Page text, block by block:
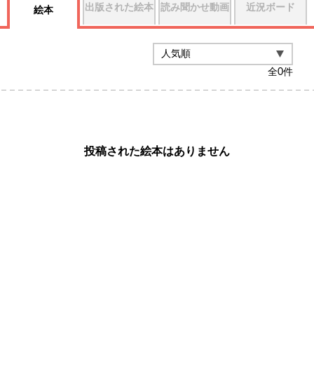
絵本 出版された絵本 読み聞かせ動画 近況ボード
全0件
投稿された絵本はありません